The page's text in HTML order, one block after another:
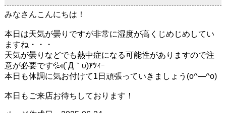
みなさんこんにちは！
本日は天気が曇りですが非常に湿度が高くじめじめしてい
ますね・・・
天気が曇りなどでも熱中症になる可能性がありますので注
意が必要です💦ι(´Д｀υ)ｱﾂｨｰ
本日も体調に気お付けて1日頑張っていきましょう(o^―^o)
本日もご来店お待ちしております！